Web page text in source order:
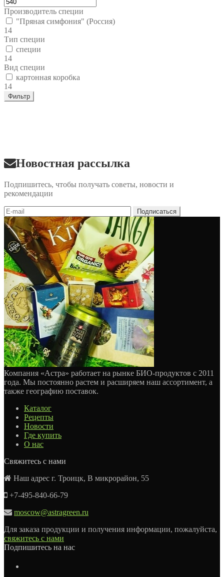
Производитель специи
"Пряная симфония" (Россия)
14
Тип специи
специи
14
Вид специи
картонная коробка
14
Фильтр
Новостная рассылка
Подпишитесь, чтобы получать советы, новости и
рекомендации
Компания «Астра» работает на рынке БИО-продуктов с 2011
года. Мы постоянно растем и расширяем наш ассортимент, а
также географию поставок.
Каталог
Рецепты
Новости
Где купить
О нас
Свяжитесь с нами
Наш адрес г. Троицк, В микрорайон, 55
+7-495-840-66-79
moscow@astragreen.ru
Для заказа продукции и получения информации, пожалуйста,
свяжитесь с нами
Подпишитесь на нас